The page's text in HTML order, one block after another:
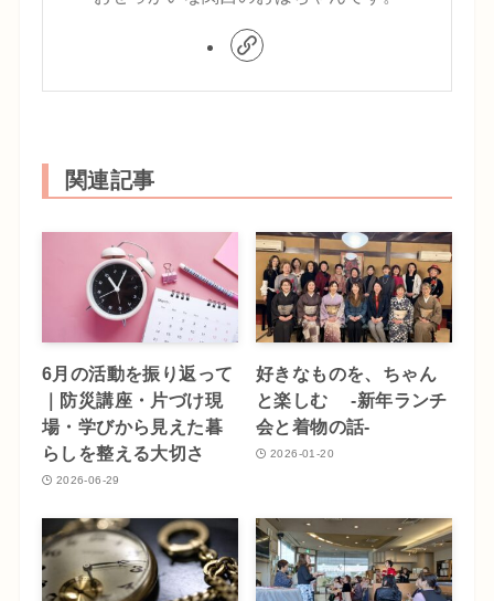
関連記事
6月の活動を振り返って
｜防災講座・片づけ現
場・学びから見えた暮
らしを整える大切さ
2026-06-29
好きなものを、ちゃん
と楽しむ -新年ランチ
会と着物の話-
2026-01-20